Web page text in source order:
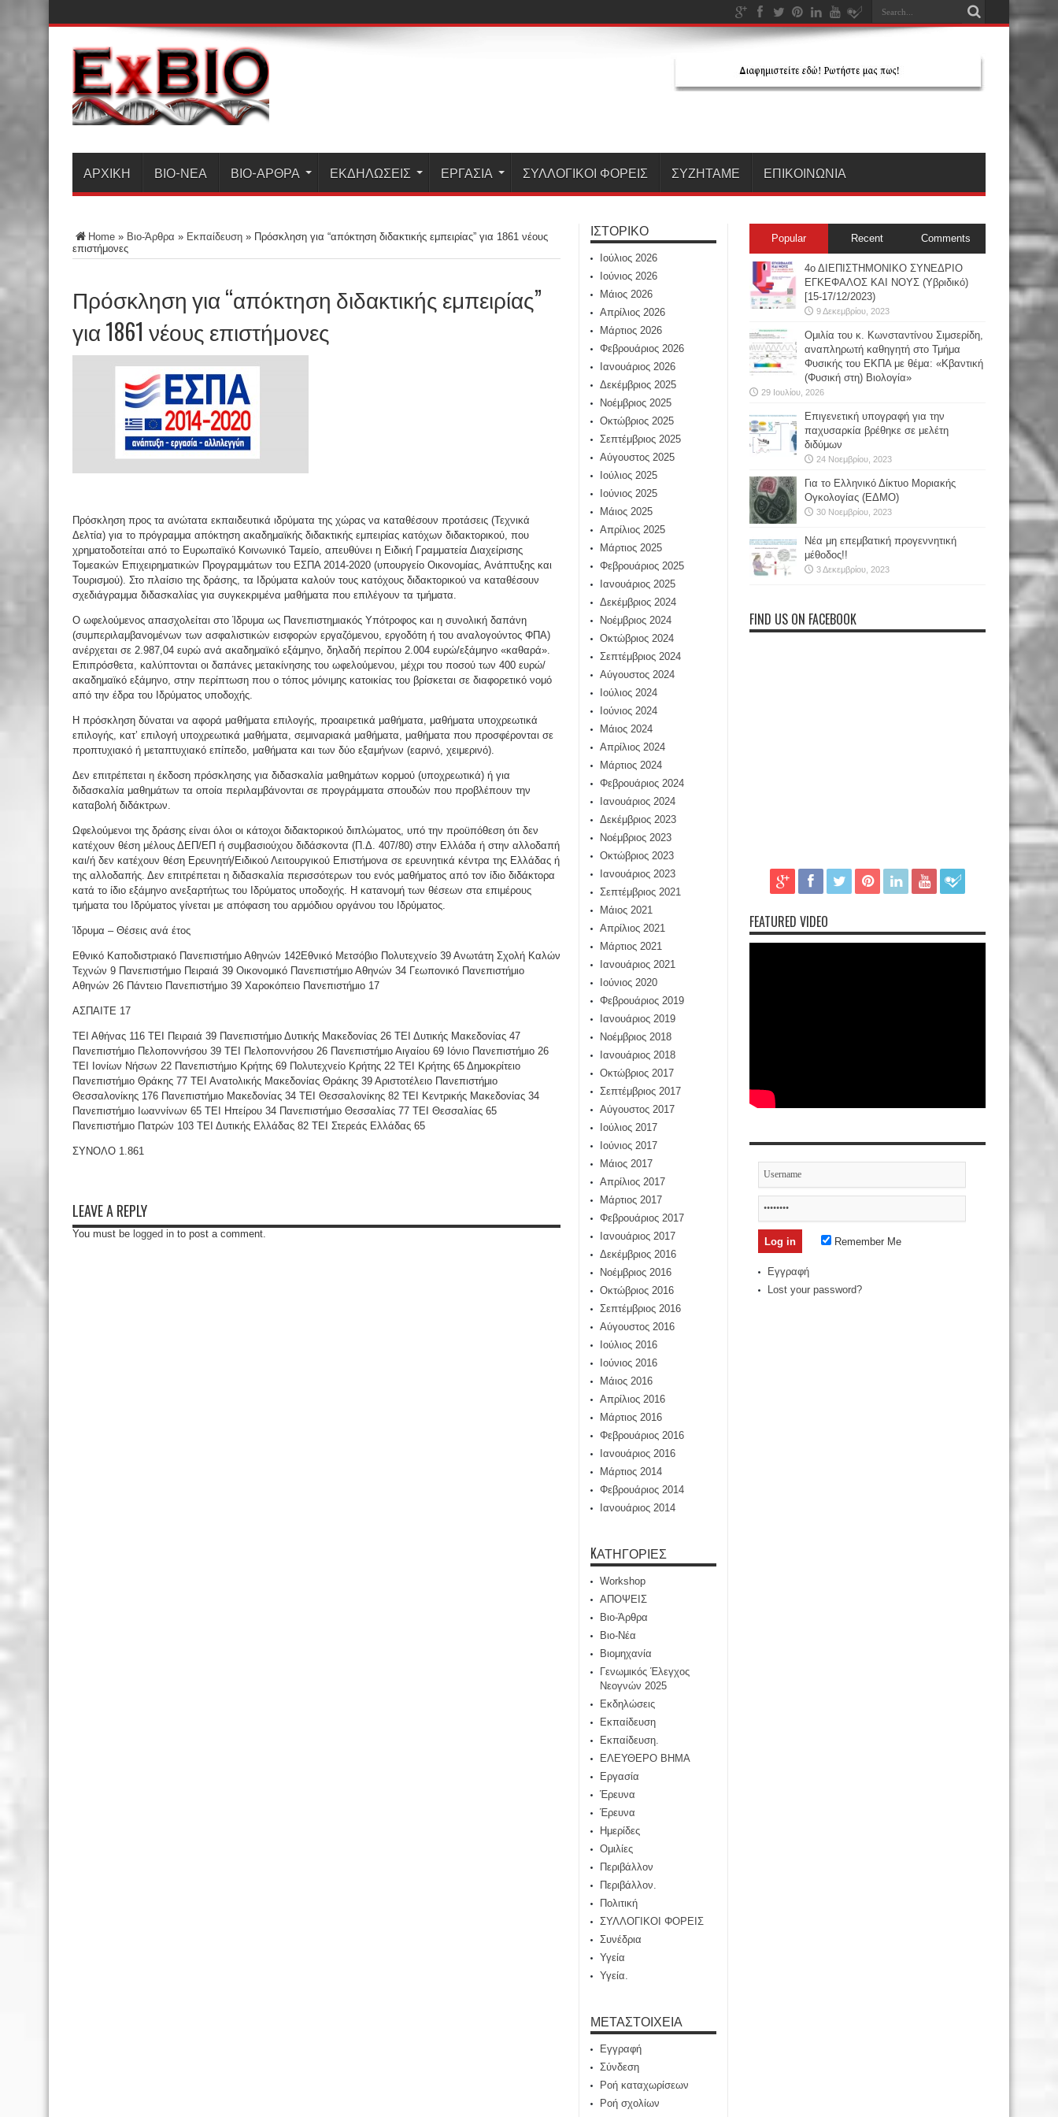
ΑΡΧΙΚΗ ΒΙΟ-ΝΈΑ ΒΙΟ-ΆΡΘΡΑ ΕΚΔΗΛΏΣΕΙΣ ΕΡΓΑΣΊΑ ΣΥΛΛΟΓΙΚΟΙ ΦΟΡΕΙΣ ΣΥΖΗΤΑΜΕ ΕΠΙΚΟΙΝΩΝΙΑ
Home » Βιο-Άρθρα » Εκπαίδευση » Πρόσκληση για “απόκτηση διδακτικής εμπειρίας” για 1861 νέους
επιστήμονες
Πρόσκληση για “απόκτηση διδακτικής εμπειρίας”
για 1861 νέους επιστήμονες
Πρόσκληση προς τα ανώτατα εκπαιδευτικά ιδρύματα της χώρας να καταθέσουν προτάσεις (Τεχνικά
Δελτία) για το πρόγραμμα απόκτηση ακαδημαϊκής διδακτικής εμπειρίας κατόχων διδακτορικού, που
χρηματοδοτείται από το Ευρωπαϊκό Κοινωνικό Ταμείο, απευθύνει η Ειδική Γραμματεία Διαχείρισης
Τομεακών Επιχειρηματικών Προγραμμάτων του ΕΣΠΑ 2014-2020 (υπουργείο Οικονομίας, Ανάπτυξης και
Τουρισμού). Στο πλαίσιο της δράσης, τα Ιδρύματα καλούν τους κατόχους διδακτορικού να καταθέσουν
σχεδιάγραμμα διδασκαλίας για συγκεκριμένα μαθήματα που επιλέγουν τα τμήματα.
Ο ωφελούμενος απασχολείται στο Ίδρυμα ως Πανεπιστημιακός Υπότροφος και η συνολική δαπάνη
(συμπεριλαμβανομένων των ασφαλιστικών εισφορών εργαζόμενου, εργοδότη ή του αναλογούντος ΦΠΑ)
ανέρχεται σε 2.987,04 ευρώ ανά ακαδημαϊκό εξάμηνο, δηλαδή περίπου 2.004 ευρώ/εξάμηνο «καθαρά».
Επιπρόσθετα, καλύπτονται οι δαπάνες μετακίνησης του ωφελούμενου, μέχρι του ποσού των 400 ευρώ/
ακαδημαϊκό εξάμηνο, στην περίπτωση που ο τόπος μόνιμης κατοικίας του βρίσκεται σε διαφορετικό νομό
από την έδρα του Ιδρύματος υποδοχής.
Η πρόσκληση δύναται να αφορά μαθήματα επιλογής, προαιρετικά μαθήματα, μαθήματα υποχρεωτικά
επιλογής, κατ’ επιλογή υποχρεωτικά μαθήματα, σεμιναριακά μαθήματα, μαθήματα που προσφέρονται σε
προπτυχιακό ή μεταπτυχιακό επίπεδο, μαθήματα και των δύο εξαμήνων (εαρινό, χειμερινό).
Δεν επιτρέπεται η έκδοση πρόσκλησης για διδασκαλία μαθημάτων κορμού (υποχρεωτικά) ή για
διδασκαλία μαθημάτων τα οποία περιλαμβάνονται σε προγράμματα σπουδών που προβλέπουν την
καταβολή διδάκτρων.
Ωφελούμενοι της δράσης είναι όλοι οι κάτοχοι διδακτορικού διπλώματος, υπό την προϋπόθεση ότι δεν
κατέχουν θέση μέλους ΔΕΠ/ΕΠ ή συμβασιούχου διδάσκοντα (Π.Δ. 407/80) στην Ελλάδα ή στην αλλοδαπή
και/ή δεν κατέχουν θέση Ερευνητή/Ειδικού Λειτουργικού Επιστήμονα σε ερευνητικά κέντρα της Ελλάδας ή
της αλλοδαπής. Δεν επιτρέπεται η διδασκαλία περισσότερων του ενός μαθήματος από τον ίδιο διδάκτορα
κατά το ίδιο εξάμηνο ανεξαρτήτως του Ιδρύματος υποδοχής. Η κατανομή των θέσεων στα επιμέρους
τμήματα του Ιδρύματος γίνεται με απόφαση του αρμόδιου οργάνου του Ιδρύματος.
Ίδρυμα – Θέσεις ανά έτος
Εθνικό Καποδιστριακό Πανεπιστήμιο Αθηνών 142Εθνικό Μετσόβιο Πολυτεχνείο 39 Ανωτάτη Σχολή Καλών
Τεχνών 9 Πανεπιστήμιο Πειραιά 39 Οικονομικό Πανεπιστήμιο Αθηνών 34 Γεωπονικό Πανεπιστήμιο
Αθηνών 26 Πάντειο Πανεπιστήμιο 39 Χαροκόπειο Πανεπιστήμιο 17
ΑΣΠΑΙΤΕ 17
ΤΕΙ Αθήνας 116 ΤΕΙ Πειραιά 39 Πανεπιστήμιο Δυτικής Μακεδονίας 26 ΤΕΙ Δυτικής Μακεδονίας 47
Πανεπιστήμιο Πελοποννήσου 39 ΤΕΙ Πελοποννήσου 26 Πανεπιστήμιο Αιγαίου 69 Ιόνιο Πανεπιστήμιο 26
ΤΕΙ Ιονίων Νήσων 22 Πανεπιστήμιο Κρήτης 69 Πολυτεχνείο Κρήτης 22 ΤΕΙ Κρήτης 65 Δημοκρίτειο
Πανεπιστήμιο Θράκης 77 ΤΕΙ Ανατολικής Μακεδονίας Θράκης 39 Αριστοτέλειο Πανεπιστήμιο
Θεσσαλονίκης 176 Πανεπιστήμιο Μακεδονίας 34 ΤΕΙ Θεσσαλονίκης 82 ΤΕΙ Κεντρικής Μακεδονίας 34
Πανεπιστήμιο Ιωαννίνων 65 ΤΕΙ Ηπείρου 34 Πανεπιστήμιο Θεσσαλίας 77 ΤΕΙ Θεσσαλίας 65
Πανεπιστήμιο Πατρών 103 ΤΕΙ Δυτικής Ελλάδας 82 ΤΕΙ Στερεάς Ελλάδας 65
ΣΥΝΟΛΟ 1.861
LEAVE A REPLY
You must be logged in to post a comment.
ΙΣΤΟΡΙΚΌ
Ιούλιος 2026
Ιούνιος 2026
Μάιος 2026
Απρίλιος 2026
Μάρτιος 2026
Φεβρουάριος 2026
Ιανουάριος 2026
Δεκέμβριος 2025
Νοέμβριος 2025
Οκτώβριος 2025
Σεπτέμβριος 2025
Αύγουστος 2025
Ιούλιος 2025
Ιούνιος 2025
Μάιος 2025
Απρίλιος 2025
Μάρτιος 2025
Φεβρουάριος 2025
Ιανουάριος 2025
Δεκέμβριος 2024
Νοέμβριος 2024
Οκτώβριος 2024
Σεπτέμβριος 2024
Αύγουστος 2024
Ιούλιος 2024
Ιούνιος 2024
Μάιος 2024
Απρίλιος 2024
Μάρτιος 2024
Φεβρουάριος 2024
Ιανουάριος 2024
Δεκέμβριος 2023
Νοέμβριος 2023
Οκτώβριος 2023
Ιανουάριος 2023
Σεπτέμβριος 2021
Μάιος 2021
Απρίλιος 2021
Μάρτιος 2021
Ιανουάριος 2021
Ιούνιος 2020
Φεβρουάριος 2019
Ιανουάριος 2019
Νοέμβριος 2018
Ιανουάριος 2018
Οκτώβριος 2017
Σεπτέμβριος 2017
Αύγουστος 2017
Ιούλιος 2017
Ιούνιος 2017
Μάιος 2017
Απρίλιος 2017
Μάρτιος 2017
Φεβρουάριος 2017
Ιανουάριος 2017
Δεκέμβριος 2016
Νοέμβριος 2016
Οκτώβριος 2016
Σεπτέμβριος 2016
Αύγουστος 2016
Ιούλιος 2016
Ιούνιος 2016
Μάιος 2016
Απρίλιος 2016
Μάρτιος 2016
Φεβρουάριος 2016
Ιανουάριος 2016
Μάρτιος 2014
Φεβρουάριος 2014
Ιανουάριος 2014
KΑΤΗΓΟΡΊΕΣ
Workshop
ΑΠΟΨΕΙΣ
Βιο-Άρθρα
Βιο-Νέα
Βιομηχανία
Γενωμικός Έλεγχος
Νεογνών 2025
Εκδηλώσεις
Εκπαίδευση
Εκπαίδευση.
ΕΛΕΥΘΕΡΟ ΒΗΜΑ
Εργασία
Έρευνα
Έρευνα
Ημερίδες
Ομιλίες
Περιβάλλον
Περιβάλλον.
Πολιτική
ΣΥΛΛΟΓΙΚΟΙ ΦΟΡΕΙΣ
Συνέδρια
Υγεία
Υγεία.
ΜΕΤΑΣΤΟΙΧΕΊΑ
Εγγραφή
Σύνδεση
Ροή καταχωρίσεων
Ροή σχολίων
Popular Recent Comments
4ο ΔΙΕΠΙΣΤΗΜΟΝΙΚΟ ΣΥΝΕΔΡΙΟ
ΕΓΚΕΦΑΛΟΣ ΚΑΙ ΝΟΥΣ (Υβριδικό)
[15-17/12/2023)
9 Δεκεμβρίου, 2023
Oμιλία του κ. Κωνσταντίνου Σιμσερίδη,
αναπληρωτή καθηγητή στο Τμήμα
Φυσικής του ΕΚΠΑ με θέμα: «Κβαντική
(Φυσική στη) Βιολογία»
29 Ιουλίου, 2026
Επιγενετική υπογραφή για την
παχυσαρκία βρέθηκε σε μελέτη
διδύμων
24 Νοεμβρίου, 2023
Για το Ελληνικό Δίκτυο Μοριακής
Ογκολογίας (ΕΔΜΟ)
30 Νοεμβρίου, 2023
Νέα μη επεμβατική προγεννητική
μέθοδος!!
3 Δεκεμβρίου, 2023
FIND US ON FACEBOOK
FEATURED VIDEO
Remember Me
Εγγραφή
Lost your password?